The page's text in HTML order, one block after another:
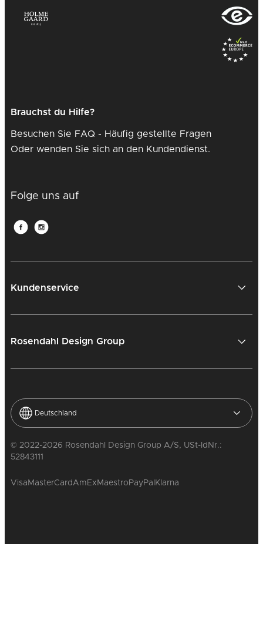
Brauchst du Hilfe?
Besuchen Sie FAQ - Häufig gestellte Fragen
Oder wenden Sie sich an den Kundendienst.
Folge uns auf
Kundenservice
Rosendahl Design Group
© 2022-2026 Rosendahl Design Group A/S, USt-IdNr.:
52843111
Visa MasterCard AmEx Maestro PayPal Klarna
Deutschland